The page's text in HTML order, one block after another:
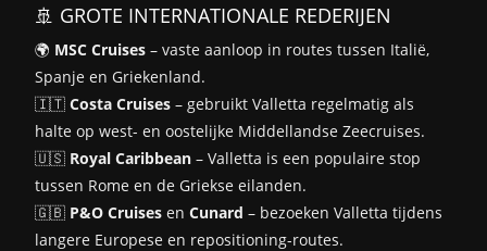
🚢 GROTE INTERNATIONALE REDERIJEN
🌍 MSC Cruises – vaste aanloop in routes tussen Italië,
Spanje en Griekenland.
🇮🇹 Costa Cruises – gebruikt Valletta regelmatig als
halte op west- en oostelijke Middellandse Zeecruises.
🇺🇸 Royal Caribbean – Valletta is een populaire stop
tussen Rome en de Griekse eilanden.
🇬🇧 P&O Cruises en Cunard – bezoeken Valletta tijdens
langere Europese en repositioning-routes.